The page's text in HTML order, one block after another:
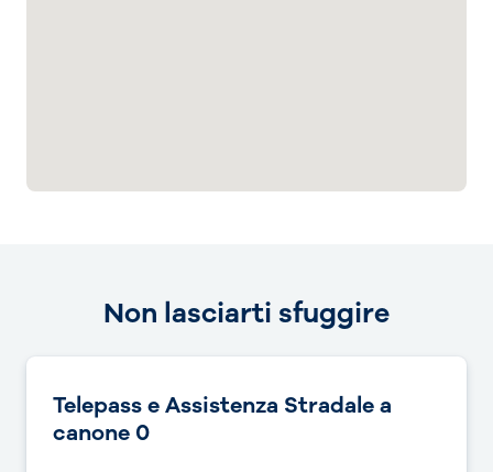
Non lasciarti sfuggire
Telepass e Assistenza Stradale a
canone 0